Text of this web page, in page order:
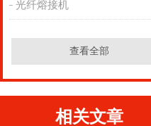
光纤熔接机
查看全部
相关文章